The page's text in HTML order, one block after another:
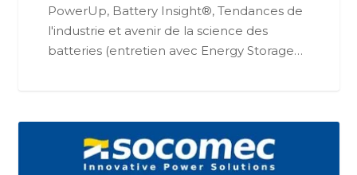
PowerUp, Battery Insight®, Tendances de
l'industrie et avenir de la science des
batteries (entretien avec Energy Storage…